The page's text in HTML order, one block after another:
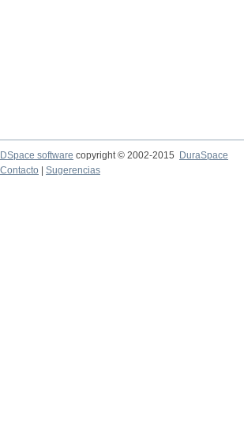
DSpace software copyright © 2002-2015
DuraSpace
Contacto
Sugerencias